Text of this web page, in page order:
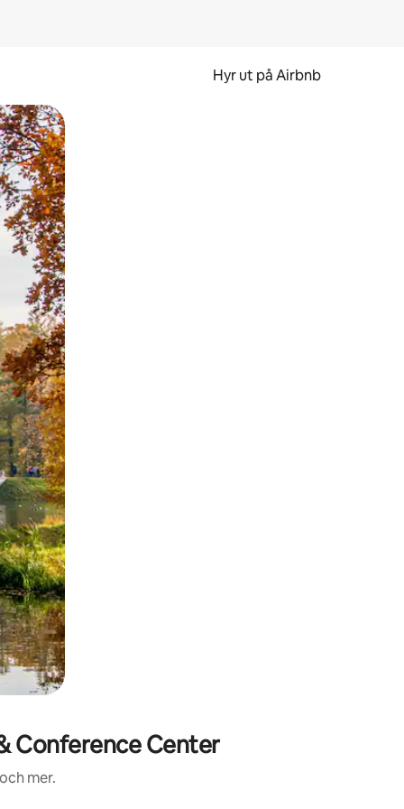
Hyr ut på Airbnb
Conference Center
mer.